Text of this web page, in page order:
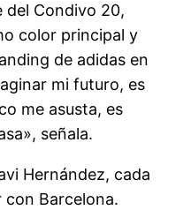
del Condivo 20,
color principal y
de adidas en
mi futuro, es
me asusta, es
señala.
Hernández, cada
Barcelona.